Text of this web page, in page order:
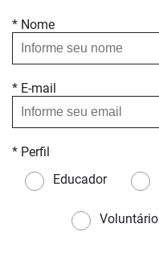
* Nome
* E-mail
* Perfil
Educador
Voluntário